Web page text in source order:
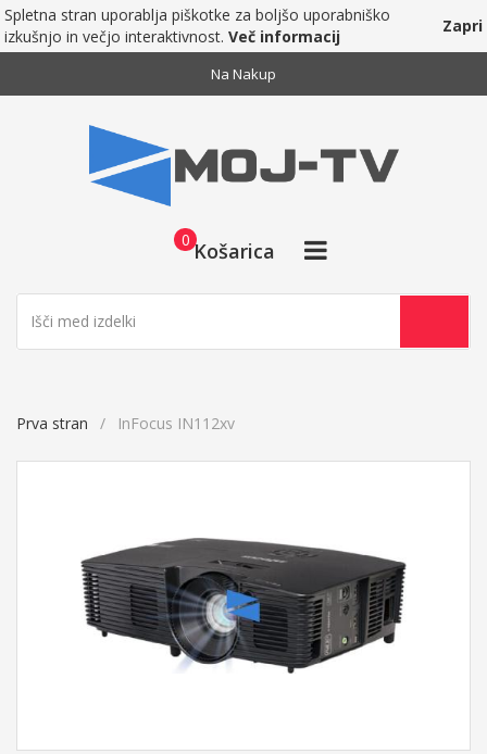
Spletna stran uporablja piškotke za boljšo uporabniško
izkušnjo in večjo interaktivnost. Več informacij
Zapri
Na Nakup
Košarica
0
Prva stran InFocus IN112xv